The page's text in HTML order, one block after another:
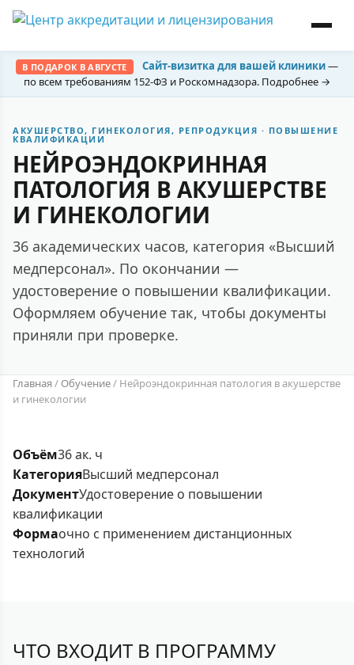
В ПОДАРОК В АВГУСТЕ Сайт-визитка для вашей клиники—
по всем требованиям 152-ФЗ и Роскомнадзора. Подробнее →
АКУШЕРСТВО, ГИНЕКОЛОГИЯ, РЕПРОДУКЦИЯ · ПОВЫШЕНИЕ
КВАЛИФИКАЦИИ
НЕЙРОЭНДОКРИННАЯ
ПАТОЛОГИЯ В АКУШЕРСТВЕ
И ГИНЕКОЛОГИИ
36 академических часов, категория «Высший
медперсонал». По окончании —
удостоверение о повышении квалификации.
Оформляем обучение так, чтобы документы
приняли при проверке.
Главная / Обучение/ Нейроэндокринная патология в акушерстве
и гинекологии
Объём36 ак. ч
КатегорияВысший медперсонал
ДокументУдостоверение о повышении
квалификации
Формаочно с применением дистанционных
технологий
ЧТО ВХОДИТ В ПРОГРАММУ